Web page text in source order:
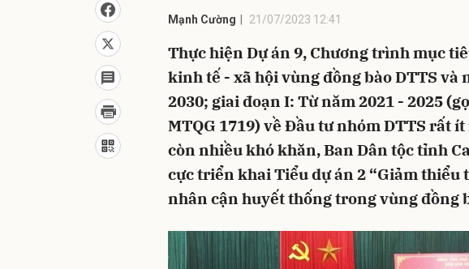
Mạnh Cường 21/07/2023 12:41
Thực hiện Dự án 9, Chương trình mục
kinh tế - xã hội vùng đồng bào DTTS và
2030; giai đoạn I: Từ năm 2021 - 2025
MTQG 1719) về Đầu tư nhóm DTTS rất
còn nhiều khó khăn, Ban Dân tộc tỉnh
cực triển khai Tiểu dự án 2 “Giảm thiểu
nhân cận huyết thống trong vùng đồng